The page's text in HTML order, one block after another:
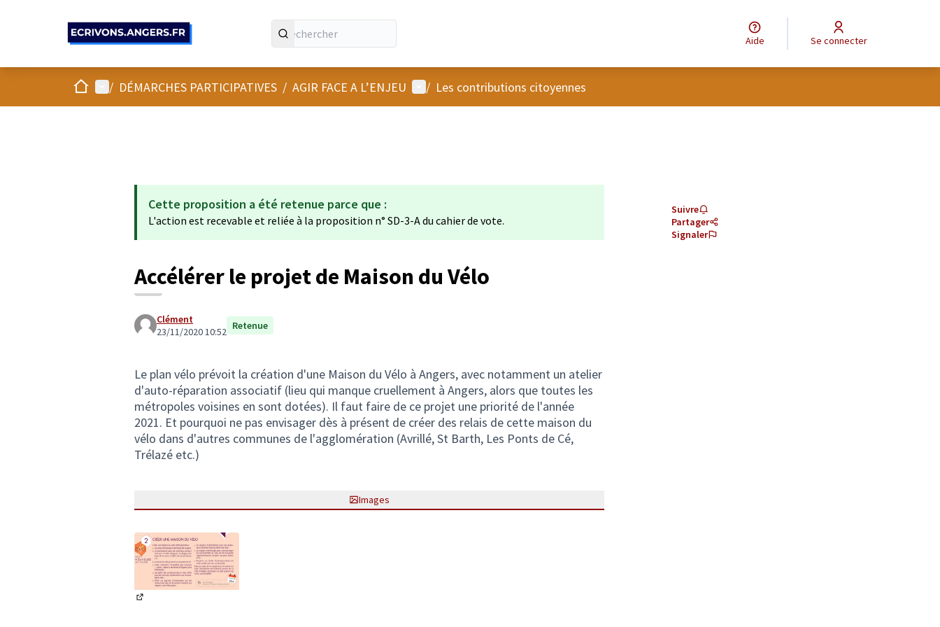
Aide Se connecter
AccueilMenu principal
/ DÉMARCHES PARTICIPATIVES / AGIR FACE A L’ENJEU Menu utilisateur
/ Les contributions citoyennes
Cette proposition a été retenue parce que :
L'action est recevable et reliée à la proposition n° SD-3-A du cahier de vote.
Accélérer le projet de Maison du Vélo
Clément
23/11/2020 10:52 Retenue
Le plan vélo prévoit la création d'une Maison du Vélo à Angers, avec notamment un atelier
d'auto-réparation associatif (lieu qui manque cruellement à Angers, alors que toutes les
métropoles voisines en sont dotées). Il faut faire de ce projet une priorité de l'année
2021. Et pourquoi ne pas envisager dès à présent de créer des relais de cette maison du
vélo dans d'autres communes de l'agglomération (Avrillé, St Barth, Les Ponts de Cé,
Trélazé etc.)
Images
Suivre
Partager
Signaler